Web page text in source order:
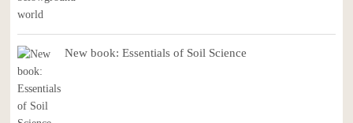
New book: Essentials of Soil Science